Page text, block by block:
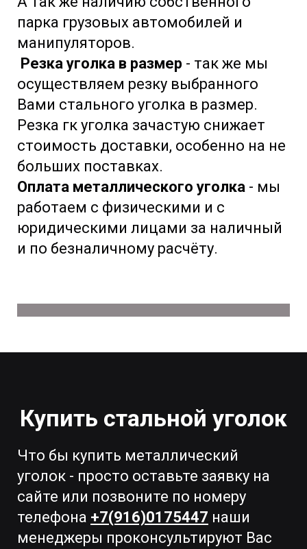
парка грузовых автомобилей и
манипуляторов.
Резка уголка в размер - так же мы
осуществляем резку выбранного
Вами стального уголка в размер.
Резка гк уголка зачастую снижает
стоимость доставки, особенно на не
больших поставках.
Оплата металлического уголка - мы
работаем с физическими и с
юридическими лицами за наличный
и по безналичному расчёту.
Купить стальной уголок
Что бы купить металлический
уголок - просто оставьте заявку на
сайте или позвоните по номеру
телефона +7(916)0175447 наши
менеджеры проконсультируют Вас